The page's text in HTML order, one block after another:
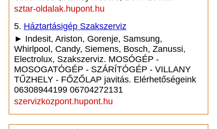
sztar-oldalak.hupont.hu
5. Háztartásigép Szakszerviz
► Indesit, Ariston, Gorenje, Samsung,
Whirlpool, Candy, Siemens, Bosch, Zanussi,
Electrolux, Szakszerviz. MOSÓGÉP -
MOSOGATÓGÉP - SZÁRÍTÓGÉP - VILLANY
TŰZHELY - FŐZŐLAP javitás. Elérhetőségeink
06308944199 06704272131
szervizkozpont.hupont.hu